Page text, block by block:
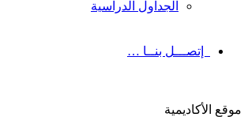
الجداول الدراسية
إتصـــل بنــا …
موقع الأكاديمية